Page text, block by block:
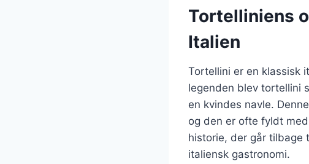
Tortelliniens
Italien
Tortellini er en klassisk
legenden blev tortellini
en kvindes navle.
og den er ofte fyldt
historie, der går tilbage
italiensk gastronomi.